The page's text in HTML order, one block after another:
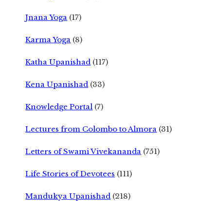
Jnana Yoga (17)
Karma Yoga (8)
Katha Upanishad (117)
Kena Upanishad (33)
Knowledge Portal (7)
Lectures from Colombo to Almora (31)
Letters of Swami Vivekananda (751)
Life Stories of Devotees (111)
Mandukya Upanishad (218)